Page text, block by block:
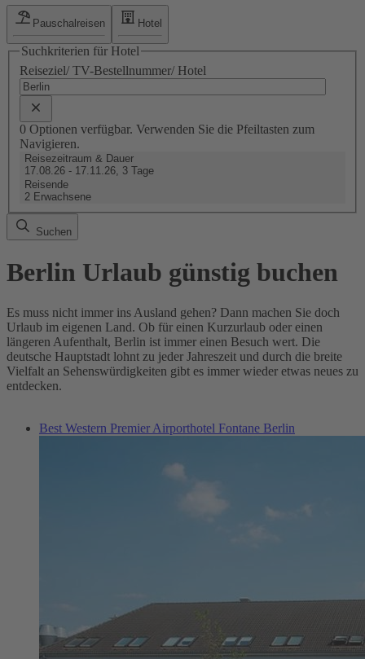
Pauschalreisen Hotel
Suchkriterien für Hotel
Reiseziel/ TV-Bestellnummer/ Hotel
0 Optionen verfügbar. Verwenden Sie die Pfeiltasten zum
Navigieren.
Reisezeitraum & Dauer
17.08.26 - 17.11.26, 3 Tage
Reisende
2 Erwachsene
Suchen
Berlin Urlaub günstig buchen
Es muss nicht immer ins Ausland gehen? Dann machen Sie doch
Urlaub im eigenen Land. Ob für einen Kurzurlaub oder einen
längeren Aufenthalt, Berlin ist immer einen Besuch wert. Die
deutsche Hauptstadt lohnt zu jeder Jahreszeit und durch die breite
Vielfalt an Sehenswürdigkeiten gibt es immer wieder etwas neues zu
entdecken.
Best Western Premier Airporthotel Fontane Berlin